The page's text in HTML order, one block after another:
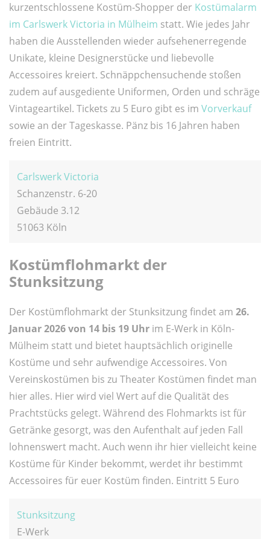
kurzentschlossene Kostüm-Shopper der Kostümalarm
im Carlswerk Victoria in Mülheim statt. Wie jedes Jahr
haben die Ausstellenden wieder aufsehenerregende
Unikate, kleine Designerstücke und liebevolle
Accessoires kreiert. Schnäppchensuchende stoßen
zudem auf ausgediente Uniformen, Orden und schräge
Vintageartikel. Tickets zu 5 Euro gibt es im Vorverkauf
sowie an der Tageskasse. Pänz bis 16 Jahren haben
freien Eintritt.
Carlswerk Victoria
Schanzenstr. 6-20
Gebäude 3.12
51063 Köln
Kostümflohmarkt der
Stunksitzung
Der Kostümflohmarkt der Stunksitzung findet am 26.
Januar 2026 von 14 bis 19 Uhr im E-Werk in Köln-
Mülheim statt und bietet hauptsächlich originelle
Kostüme und sehr aufwendige Accessoires. Von
Vereinskostümen bis zu Theater Kostümen findet man
hier alles. Hier wird viel Wert auf die Qualität des
Prachtstücks gelegt. Während des Flohmarkts ist für
Getränke gesorgt, was den Aufenthalt auf jeden Fall
lohnenswert macht. Auch wenn ihr hier vielleicht keine
Kostüme für Kinder bekommt, werdet ihr bestimmt
Accessoires für euer Kostüm finden. Eintritt 5 Euro
Stunksitzung
E-Werk